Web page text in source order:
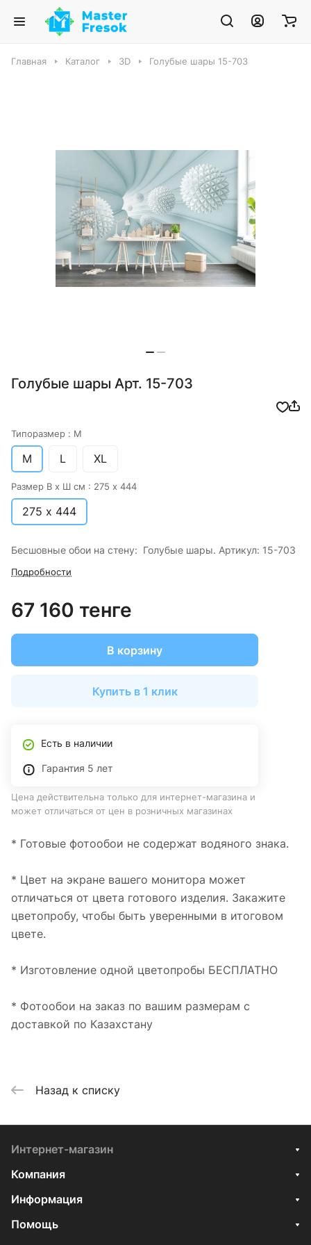
Главная Каталог 3D Голубые шары 15-703
Голубые шары Арт. 15-703
Типоразмер : M
M L XL
Размер В х Ш см : 275 х 444
275 х 444
Бесшовные обои на стену: Голубые шары. Артикул: 15-703
Подробности
67 160 тенге
В корзину
Купить в 1 клик
Есть в наличии
Гарантия 5 лет
Цена действительна только для интернет-магазина и
может отличаться от цен в розничных магазинах
* Готовые фотообои не содержат водяного знака.
* Цвет на экране вашего монитора может
отличаться от цвета готового изделия. Закажите
цветопробу, чтобы быть уверенными в итоговом
цвете.
* Изготовление одной цветопробы БЕСПЛАТНО
* Фотообои на заказ по вашим размерам с
доставкой по Казахстану
Назад к списку
Интернет-магазин
Компания
Информация
Помощь